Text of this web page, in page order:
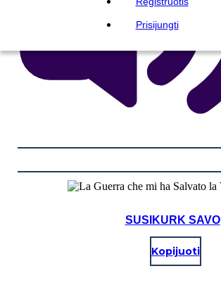
Prisijungti
SUSIKURK SAVO
Kopijuoti